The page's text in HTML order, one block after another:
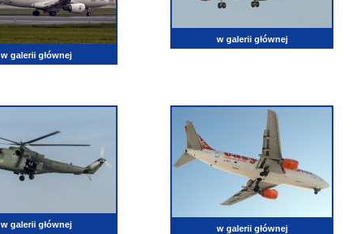
w galerii głównej
w galerii głównej
w galerii głównej
w galerii głównej